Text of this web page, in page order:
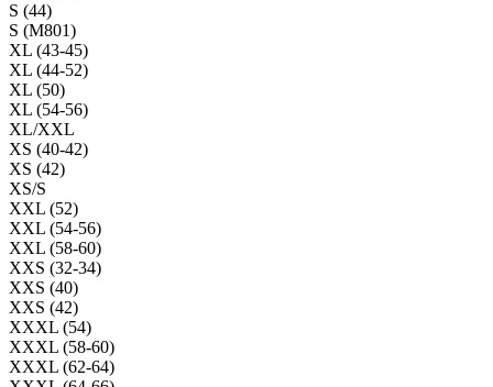
S (44)
S (M801)
XL (43-45)
XL (44-52)
XL (50)
XL (54-56)
XL/XXL
XS (40-42)
XS (42)
XS/S
XXL (52)
XXL (54-56)
XXL (58-60)
XXS (32-34)
XXS (40)
XXS (42)
XXXL (54)
XXXL (58-60)
XXXL (62-64)